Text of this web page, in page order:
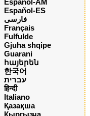
Español-ES
فارسی
Français
Fulfulde
Gjuha shqipe
Guarani
հայերեն
한국어
עברית
हिन्दी
Italiano
Қазақша
Кыргызча